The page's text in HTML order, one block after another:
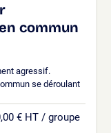
commun
agressif.
se déroulant
€ HT / groupe